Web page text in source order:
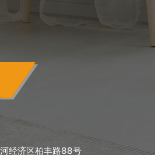
经济区柏丰路88号